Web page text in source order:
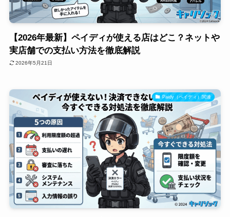
【2026年最新】ペイディが使える店はどこ？ネットや
実店舗での支払い方法を徹底解説
2026年5月21日
Paidy（ペイディ）関連